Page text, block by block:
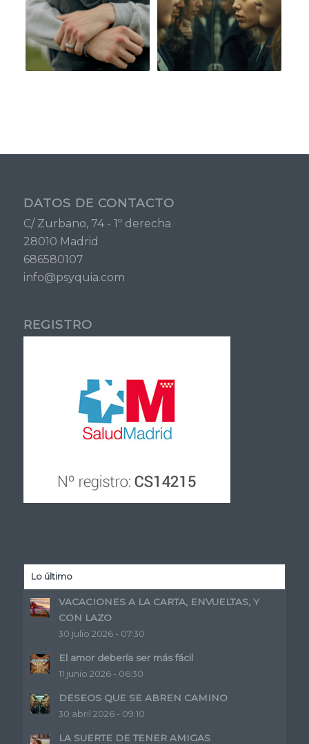
DATOS DE CONTACTO
C/ Zurbano, 74 - 1º derecha
28010 Madrid
686580107
info@psyquia.com
REGISTRO
Lo último
VACACIONES A LA CARTA, ENVUELTAS, Y
CON LAZO
30 julio 2026 - 07:30
El amor debería ser más fácil
11 junio 2026 - 06:30
DESEOS QUE SE ABREN CAMINO
30 abril 2026 - 09:10
LA SUERTE DE TENER AMIGAS